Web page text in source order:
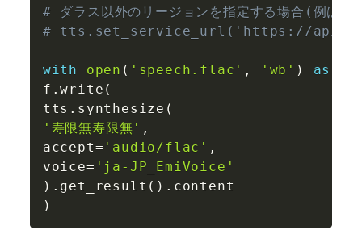
# ダラス以外のリージョンを指定する場合(例は東
# tts.set_service_url('https://api.jp-
with open ( 'speech.flac' , 'wb' ) as
f .write (
tts . synthesize (
'寿限無寿限無' ,
accept= 'audio/flac' ,
voice= 'ja-JP_EmiVoice'
) . get_result ( ) .
)